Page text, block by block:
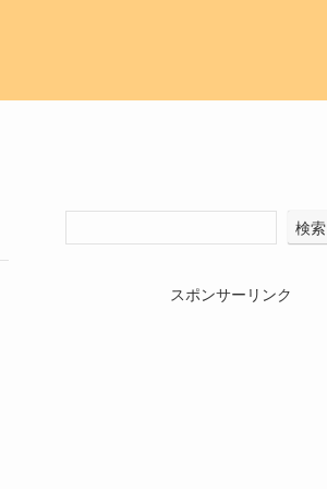
検索
スポンサーリンク